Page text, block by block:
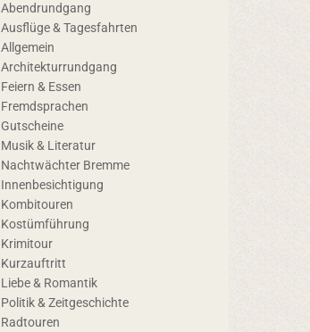
Abendrundgang
Ausflüge & Tagesfahrten
Allgemein
Architekturrundgang
Feiern & Essen
Fremdsprachen
Gutscheine
Musik & Literatur
Nachtwächter Bremme
Innenbesichtigung
Kombitouren
Kostümführung
Krimitour
Kurzauftritt
Liebe & Romantik
Politik & Zeitgeschichte
Radtouren